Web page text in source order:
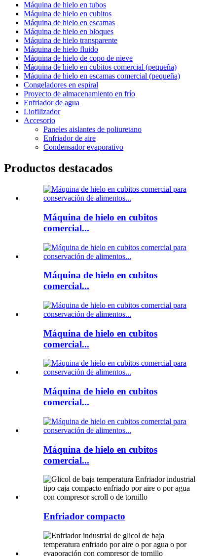
Máquina de hielo en tubos
Máquina de hielo en cubitos
Máquina de hielo en escamas
Máquina de hielo en bloques
Máquina de hielo transparente
Máquina de hielo fluido
Máquina de hielo de copo de nieve
Máquina de hielo en cubitos comercial (pequeña)
Máquina de hielo en escamas comercial (pequeña)
Congeladores en espiral
Proyecto de almacenamiento en frío
Enfriador de agua
Liofilizador
Accesorio
Paneles aislantes de poliuretano
Enfriador de aire
Condensador evaporativo
Productos destacados
Máquina de hielo en cubitos
comercial...
Máquina de hielo en cubitos
comercial...
Máquina de hielo en cubitos
comercial...
Máquina de hielo en cubitos
comercial...
Máquina de hielo en cubitos
comercial...
Enfriador compacto